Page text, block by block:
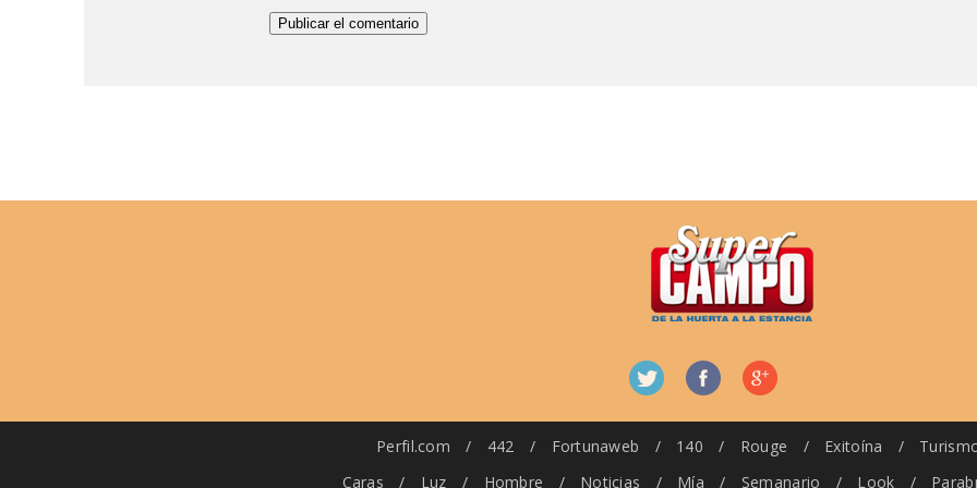
Perfil.com / 442 / Fortunaweb / 140 / Rouge / Exitoína /
Caras
/ Luz / Hombre / Noticias / Mía / Semanario / Look /